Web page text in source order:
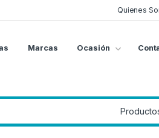
Quienes
Marcas Ocasión